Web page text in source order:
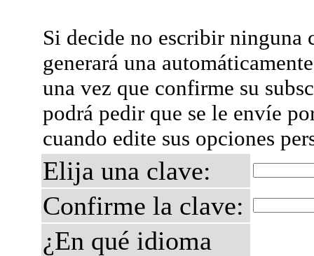
Si decide no escribir ninguna
generará una
una vez que confirme su
podrá pedir que se le envíe
cuando edite sus opciones
Elija una clave:
Confirme la clave:
¿En qué idioma